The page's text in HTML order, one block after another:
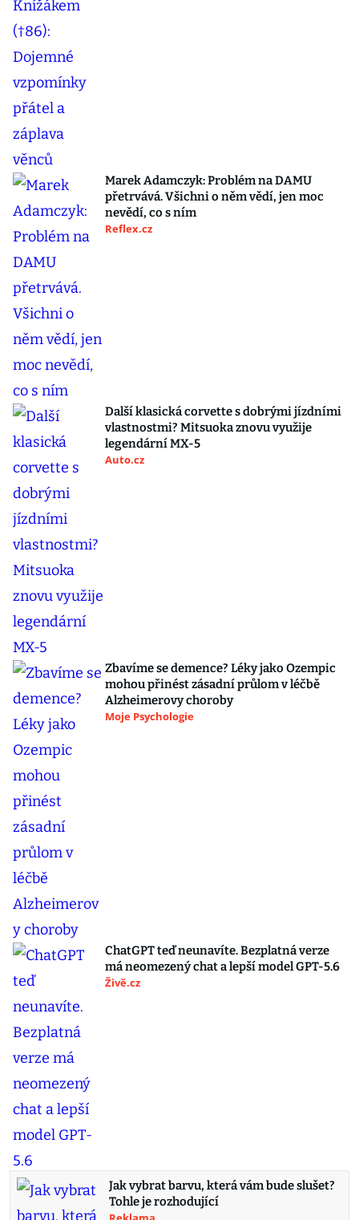
Marek Adamczyk: Problém na DAMU
přetrvává. Všichni o něm vědí, jen moc
nevědí, co s ním
Reflex.cz
Další klasická corvette s dobrými jízdními
vlastnostmi? Mitsuoka znovu využije
legendární MX-5
Auto.cz
Zbavíme se demence? Léky jako Ozempic
mohou přinést zásadní průlom v léčbě
Alzheimerovy choroby
Moje Psychologie
ChatGPT teď neunavíte. Bezplatná verze
má neomezený chat a lepší model GPT-5.6
Živě.cz
Jak vybrat barvu, která vám bude slušet?
Tohle je rozhodující